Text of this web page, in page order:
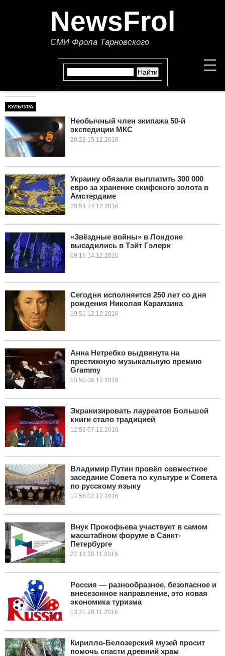
NewsFrol
СМИ Фрола Тарновского
СТАТЬИ
ЭКОНОМИКА
В МИРЕ
ОБЩЕСТВО
КУЛЬТУРА
ШОУ-БИЗНЕС
ЭГОИЗМ
БЛОГ
КУЛЬТУРА
Необычный член экипажа 50-й
экспедиции МКС
20:22 15.12.2016
Украину обязали выплатить 300 000
евро за хранение скифского золота в
Амстердаме
20:54 14.12.2016
«Звёздные войны» в Лондоне
высадились в Тэйт Гэлери
09:16 14.12.2016
Сегодня исполняется 250 лет со дня
рождения Николая Карамзина
19:51 12.12.2016
Анна Нетребко выдвинута на
престижную музыкальную премию
Grammy
10:50 08.12.2016
Экранизировать лауреатов Большой
книги стало традицией
12:52 07.12.2016
Владимир Путин провёл совместное
заседание Совета по культуре и Совета
по русскому языку
17:56 02.12.2016
Внук Прокофьева участвует в самом
масштабном форуме в Санкт-
Петербурге
22:12 30.11.2016
Россия — разнообразное, безопасное и
внесезонное направление, это новая
экономика туризма
13:21 28.11.2016
Кирилло-Белозерский музей просит
помочь спасти древний храм